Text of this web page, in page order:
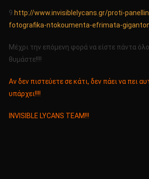
9. http://www.invisiblelycans.gr/proti-
fotografika-ntokoumenta-efrimata-
Μέχρι την επόμενη φορά να είστε πάντα
θυμάστε!!!!
Αν δεν πιστεύετε σε κάτι, δεν πάει να πει
υπάρχει!!!!
INVISIBLE LYCANS TEAM!!!